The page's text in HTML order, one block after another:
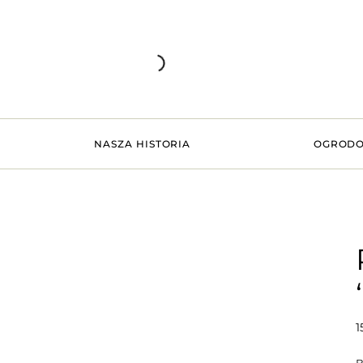
NASZA HISTORIA